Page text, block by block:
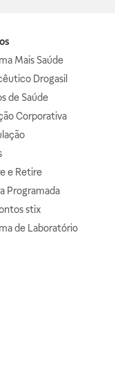
Mais Saúde
Drogasil
de Saúde
Corporativa
e Retire
Programada
stix
de Laboratório